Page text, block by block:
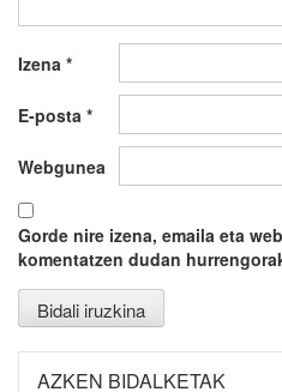
Izena *
E-posta *
Webgunea
Gorde nire izena, emaila eta
komentatzen dudan
AZKEN BIDALKETAK